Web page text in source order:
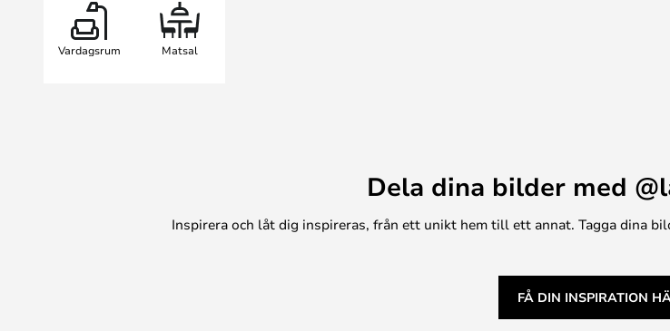
Vardagsrum Matsal
Dela dina bilder med
Inspirera och låt dig inspireras, från ett unikt hem till ett annat. Tagga dina
FÅ DIN INSPIRATION